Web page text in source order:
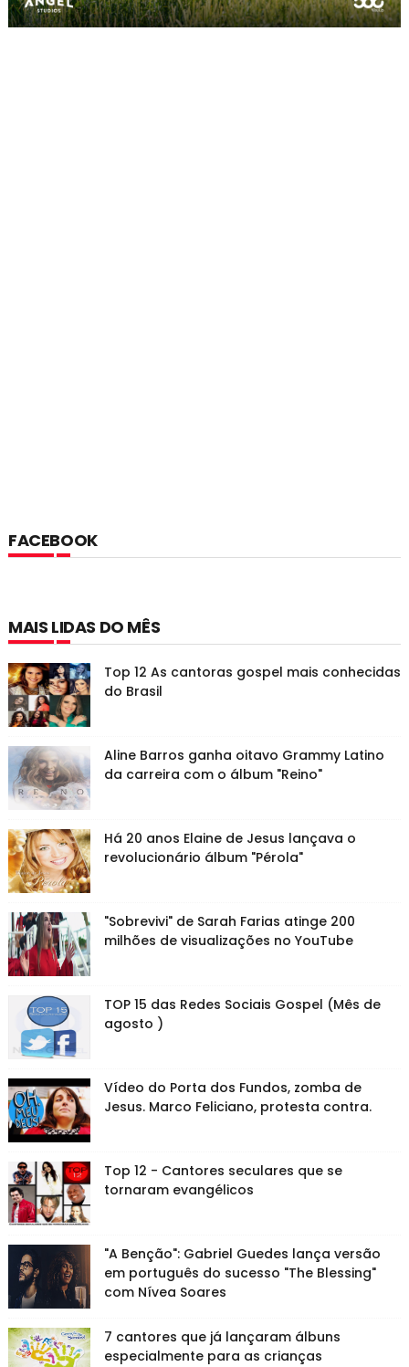
FACEBOOK
MAIS LIDAS DO MÊS
Top 12 As cantoras gospel mais conhecidas
do Brasil
Aline Barros ganha oitavo Grammy Latino
da carreira com o álbum "Reino"
Há 20 anos Elaine de Jesus lançava o
revolucionário álbum "Pérola"
"Sobrevivi" de Sarah Farias atinge 200
milhões de visualizações no YouTube
TOP 15 das Redes Sociais Gospel (Mês de
agosto )
Vídeo do Porta dos Fundos, zomba de
Jesus. Marco Feliciano, protesta contra.
Top 12 - Cantores seculares que se
tornaram evangélicos
"A Benção": Gabriel Guedes lança versão
em português do sucesso "The Blessing"
com Nívea Soares
7 cantores que já lançaram álbuns
especialmente para as crianças